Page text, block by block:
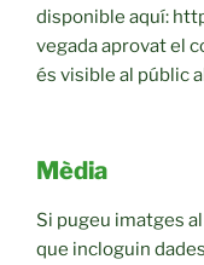
disponible aquí:
vegada aprovat el
és visible al públic
Mèdia
Si pugeu imatges
que incloguin